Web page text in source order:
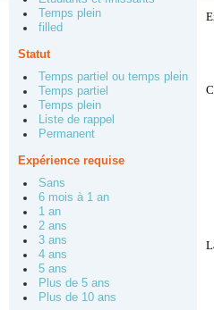
Temps plein
filled
Statut
Temps partiel ou temps plein
Temps partiel
Temps plein
Liste de rappel
Permanent
Expérience requise
Sans
6 mois à 1 an
1 an
2 ans
3 ans
4 ans
5 ans
Plus de 5 ans
Plus de 10 ans